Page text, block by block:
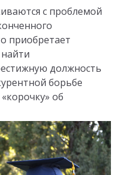
с проблемой
приобретает
должность
борьбе
об